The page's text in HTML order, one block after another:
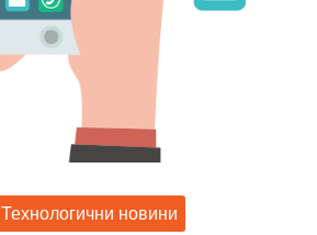
Технологични новини